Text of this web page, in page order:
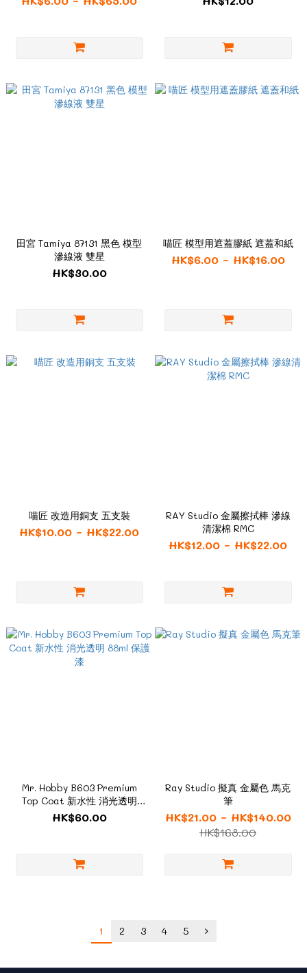
田宮 Tamiya 87131 黑色 模型
滲線液 雙星
HK$30.00
喵匠 模型用遮蓋膠紙 遮蓋和紙
HK$6.00 ~ HK$16.00
喵匠 改造用銅支 五支裝
HK$10.00 ~ HK$22.00
RAY Studio 金屬擦拭棒 滲線
清潔棉 RMC
HK$12.00 ~ HK$22.00
Mr. Hobby B603 Premium
Top Coat 新水性 消光透明
88ml 保護漆
HK$60.00
Ray Studio 擬真 金屬色 馬克
筆
HK$21.00 ~ HK$140.00
HK$168.00
1 2 3 4 5